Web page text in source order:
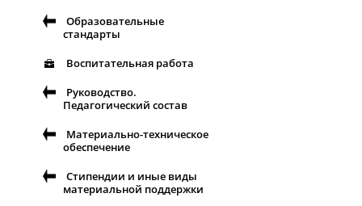
Образовательные
стандарты
Воспитательная работа
Руководство.
Педагогический состав
Материально-техническое
обеспечение
Стипендии и иные виды
материальной поддержки